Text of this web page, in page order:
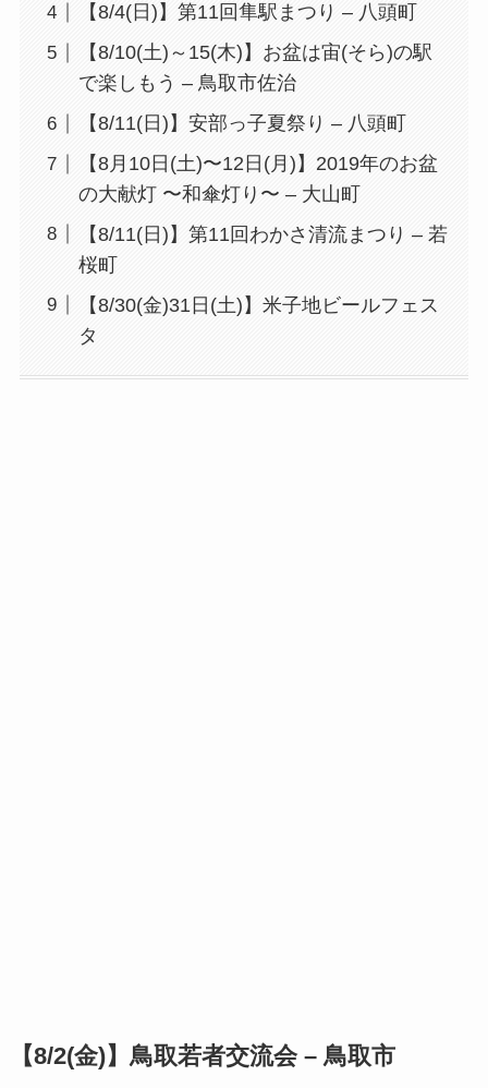
【8/4(日)】第11回隼駅まつり – 八頭町
【8/10(土)～15(木)】お盆は宙(そら)の駅
で楽しもう – 鳥取市佐治
【8/11(日)】安部っ子夏祭り – 八頭町
【8月10日(土)〜12日(月)】2019年のお盆
の大献灯 〜和傘灯り〜 – 大山町
【8/11(日)】第11回わかさ清流まつり – 若
桜町
【8/30(金)31日(土)】米子地ビールフェス
タ
【8/2(金)】 鳥取若者交流会 – 鳥取市